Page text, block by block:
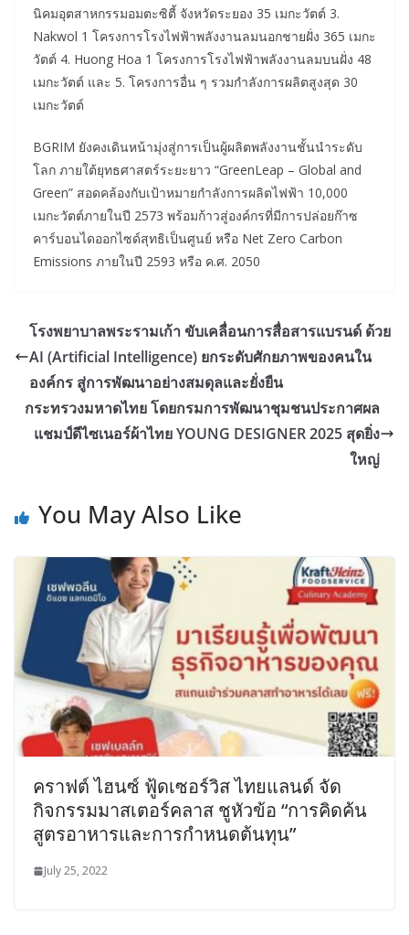
นิคมอุตสาหกรรมอมตะซิตี้ จังหวัดระยอง 35 เมกะวัตต์ 3.
Nakwol 1 โครงการโรงไฟฟ้าพลังงานลมนอกชายฝั่ง 365 เมกะ
วัตต์ 4. Huong Hoa 1 โครงการโรงไฟฟ้าพลังงานลมบนฝั่ง 48
เมกะวัตต์ และ 5. โครงการอื่น ๆ รวมกำลังการผลิตสูงสุด 30
เมกะวัตต์
BGRIM ยังคงเดินหน้ามุ่งสู่การเป็นผู้ผลิตพลังงานชั้นนำระดับ
โลก ภายใต้ยุทธศาสตร์ระยะยาว “GreenLeap – Global and
Green” สอดคล้องกับเป้าหมายกำลังการผลิตไฟฟ้า 10,000
เมกะวัตต์ภายในปี 2573 พร้อมก้าวสู่องค์กรที่มีการปล่อยก๊าซ
คาร์บอนไดออกไซด์สุทธิเป็นศูนย์ หรือ Net Zero Carbon
Emissions ภายในปี 2593 หรือ ค.ศ. 2050
โรงพยาบาลพระรามเก้า ขับเคลื่อนการสื่อสารแบรนด์ ด้วย
AI (Artificial Intelligence) ยกระดับศักยภาพของคนใน
องค์กร สู่การพัฒนาอย่างสมดุลและยั่งยืน
กระทรวงมหาดไทย โดยกรมการพัฒนาชุมชนประกาศผล
แชมป์ดีไซเนอร์ผ้าไทย YOUNG DESIGNER 2025 สุดยิ่ง
ใหญ่
You May Also Like
คราฟต์ ไฮนซ์ ฟู้ดเซอร์วิส ไทยแลนด์ จัด
กิจกรรมมาสเตอร์คลาส ชูหัวข้อ “การคิดค้น
สูตรอาหารและการกำหนดต้นทุน”
July 25, 2022